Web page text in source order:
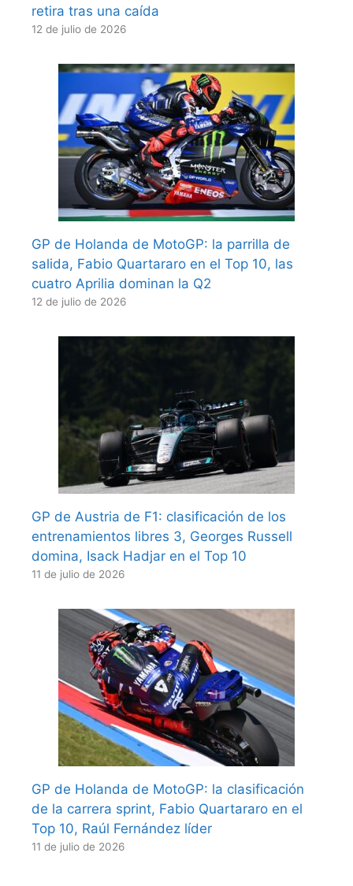
retira tras una caída
12 de julio de 2026
GP de Holanda de MotoGP: la parrilla de
salida, Fabio Quartararo en el Top 10, las
cuatro Aprilia dominan la Q2
12 de julio de 2026
GP de Austria de F1: clasificación de los
entrenamientos libres 3, Georges Russell
domina, Isack Hadjar en el Top 10
11 de julio de 2026
GP de Holanda de MotoGP: la clasificación
de la carrera sprint, Fabio Quartararo en el
Top 10, Raúl Fernández líder
11 de julio de 2026